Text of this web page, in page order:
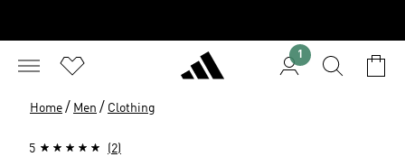
1
Home / Men / Clothing
5 (2)